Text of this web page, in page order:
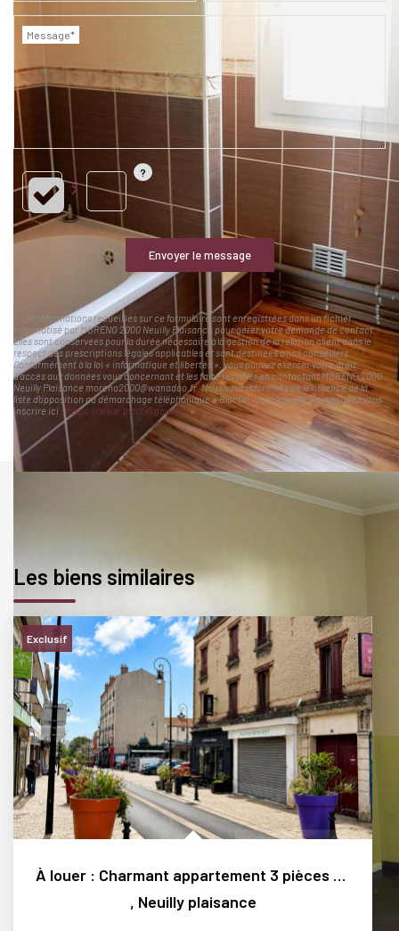
Message*
Envoyer le message
« Les informations recueillies sur ce formulaire sont enregistrées dans un fichier
informatisé par MORENO 2000 Neuilly Plaisance pour gérer votre demande de contact.
Elles sont conservées pour la durée nécessaire à la gestion de la relation client dans le
respect des prescriptions légales applicables et sont destinées à nos conseillers
Conformément à la loi « informatique et libertés », vous pouvez exercer votre droit
d'accès aux données vous concernant et les faire rectifier en contactant MORENO 2000
Neuilly Plaisance moreno2000@wanadoo.fr. Nous vous informons de l'existence de la
liste d'opposition au démarchage téléphonique « Bloctel », sur laquelle vous pouvez vous
inscrire ici :https://www.bloctel.gouv.fr/»
Les biens similaires
Exclusif
À louer : Charmant appartement 3 pièces calme au...
, Neuilly plaisance